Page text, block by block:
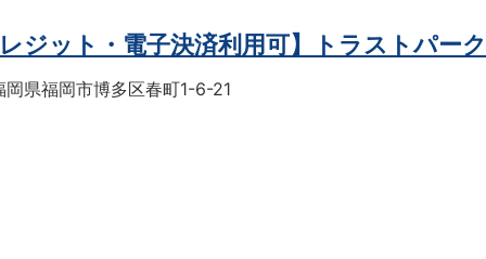
レジット・電子決済利用可】トラストパー
岡県福岡市博多区春町1-6-21